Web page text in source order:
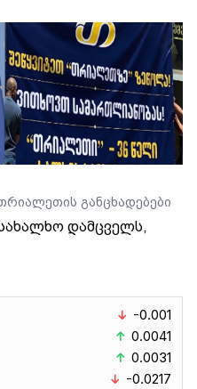
განცხადებები
დამცველს,
-0.001
0.0041
0.0031
-0.0217